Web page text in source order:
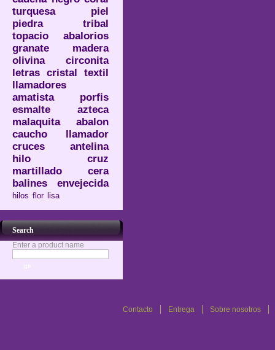
turquesa
piel
piedra
tribal
topacio
abalorios
granate
madera
olivina
circonita
letras cristal
textil
llamadores
amatista
porfis
esmalte
azteca
malaquita
abalon
caucho
llamador
cruces
antelina
hilo
cruz
martillado
cera
balines
envejecida
hilos flor lisa
Search
Enter a product name
Contacto Entrega Sobre nosotros